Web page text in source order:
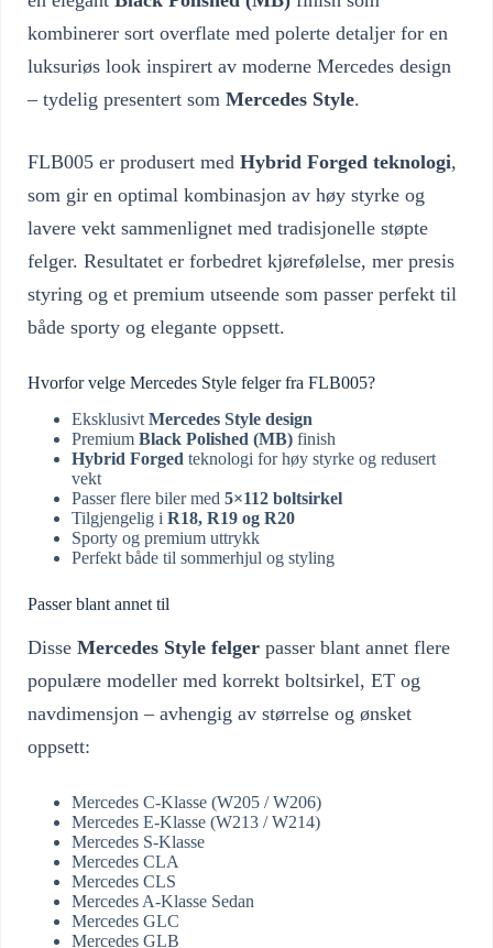
kombinerer sort overflate med polerte detaljer for en
luksuriøs look inspirert av moderne Mercedes design
– tydelig presentert som Mercedes Style.
FLB005 er produsert med Hybrid Forged teknologi,
som gir en optimal kombinasjon av høy styrke og
lavere vekt sammenlignet med tradisjonelle støpte
felger. Resultatet er forbedret kjørefølelse, mer presis
styring og et premium utseende som passer perfekt til
både sporty og elegante oppsett.
Hvorfor velge Mercedes Style felger fra FLB005?
Eksklusivt Mercedes Style design
Premium Black Polished (MB) finish
Hybrid Forged teknologi for høy styrke og redusert
vekt
Passer flere biler med 5×112 boltsirkel
Tilgjengelig i R18, R19 og R20
Sporty og premium uttrykk
Perfekt både til sommerhjul og styling
Passer blant annet til
Disse Mercedes Style felger passer blant annet flere
populære modeller med korrekt boltsirkel, ET og
navdimensjon – avhengig av størrelse og ønsket
oppsett:
Mercedes C-Klasse (W205 / W206)
Mercedes E-Klasse (W213 / W214)
Mercedes S-Klasse
Mercedes CLA
Mercedes CLS
Mercedes A-Klasse Sedan
Mercedes GLC
Mercedes GLB